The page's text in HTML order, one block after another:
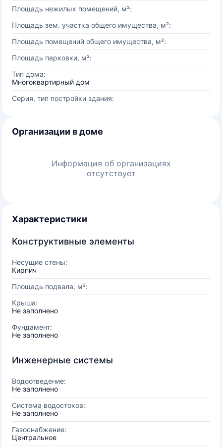
Площадь нежилых помещений, м²:
Площадь зем. участка общего имущества, м²:
Площадь помещений общего имущества, м²:
Площадь парковки, м²:
Тип дома:
Многоквартирный дом
Серия, тип постройки здания:
Организации в доме
Информация об организациях
отсутствует
Характеристики
Конструктивные элементы
Несущие стены:
Кирпич
Площадь подвала, м²:
Крыша:
Не заполнено
Фундамент:
Не заполнено
Инженерные системы
Водоотведение:
Не заполнено
Система водостоков:
Не заполнено
Газоснабжение:
Центральное